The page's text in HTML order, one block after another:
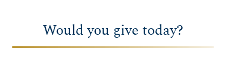
Would you give today?